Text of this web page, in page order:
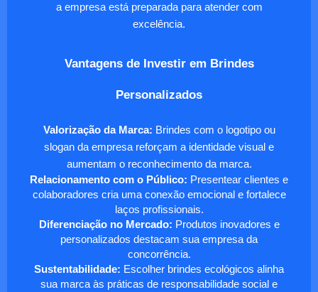
a empresa está preparada para atender com
excelência.
Vantagens de Investir em Brindes
Personalizados
Valorização da Marca: Brindes com o logotipo ou
slogan da empresa reforçam a identidade visual e
aumentam o reconhecimento da marca.
Relacionamento com o Público: Presentear clientes e
colaboradores cria uma conexão emocional e fortalece
laços profissionais.
Diferenciação no Mercado: Produtos inovadores e
personalizados destacam sua empresa da
concorrência.
Sustentabilidade: Escolher brindes ecológicos alinha
sua marca às práticas de responsabilidade social e